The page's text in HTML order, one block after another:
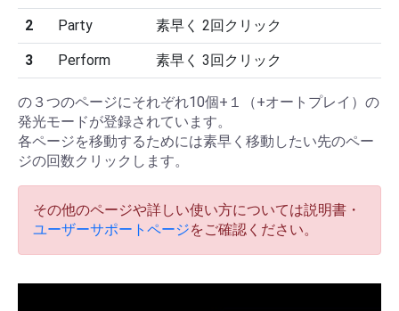
2 Party 素早く 2回クリック
3 Perform 素早く 3回クリック
の３つのページにそれぞれ10個+１（+オートプレイ）の
発光モードが登録されています。
各ページを移動するためには素早く移動したい先のペー
ジの回数クリックします。
その他のページや詳しい使い方については説明書・
ユーザーサポートページをご確認ください。